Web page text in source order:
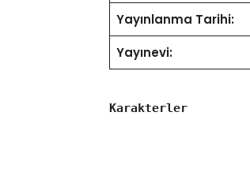
Yayınlanma Tarihi:
Yayınevi:
Karakterler